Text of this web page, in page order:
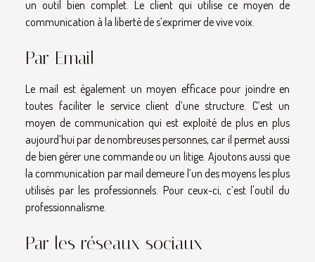
un outil bien complet. Le client qui utilise ce moyen de
communication à la liberté de s’exprimer de vive voix.
Par Email
Le mail est également un moyen efficace pour joindre en
toutes faciliter le service client d’une structure. C’est un
moyen de communication qui est exploité de plus en plus
aujourd’hui par de nombreuses personnes, car il permet aussi
de bien gérer une commande ou un litige. Ajoutons aussi que
la communication par mail demeure l’un des moyens les plus
utilisés par les professionnels. Pour ceux-ci, c’est l'outil du
professionnalisme.
Par les réseaux sociaux